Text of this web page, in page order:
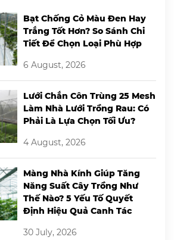
Bạt Chống Cỏ Màu Đen Hay
Trắng Tốt Hơn? So Sánh Chi
Tiết Để Chọn Loại Phù Hợp
6 August, 2026
Lưới Chắn Côn Trùng 25 Mesh
Làm Nhà Lưới Trồng Rau: Có
Phải Là Lựa Chọn Tối Ưu?
4 August, 2026
Màng Nhà Kính Giúp Tăng
Năng Suất Cây Trồng Như
Thế Nào? 5 Yếu Tố Quyết
Định Hiệu Quả Canh Tác
30 July, 2026